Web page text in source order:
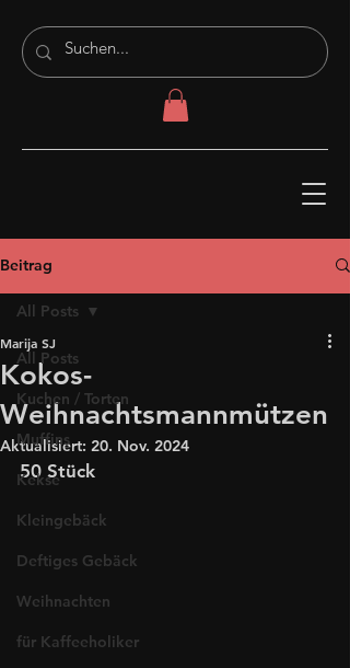
Beitrag
All Posts
Kuchen / Torten
Muffins
Kekse
Kleingebäck
Deftiges Gebäck
Weihnachten
für Kaffeeholiker
All Posts
Kokos-
Weihnachtsmannmützen
Marija SJ
Aktualisiert: 20. Nov. 2024
50 Stück